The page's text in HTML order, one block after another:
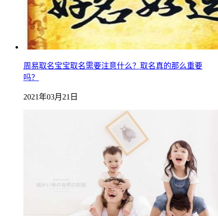
周易取名宝宝取名需要注意什么？取名真的那么重要
吗？
2021年03月21日